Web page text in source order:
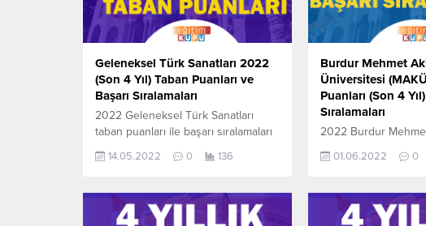
Geleneksel Türk Sanatları 2022
(Son 4 Yıl) Taban Puanları ve
Başarı Sıralamaları
2022 Geleneksel Türk Sanatları
taban puanları ile başarı sıralamaları
açıklandı. En güncel haline aşağıdaki
tablodan ulaşabilirsiniz. 2022 TYT
Sıralamaları son 4 yıla ait veriler
aşağıdaki gibidir. Bu puanlar 2021,
14.05.2022 0 136
Burdur Mehmet
Üniversitesi
Puanları (Son 4
Sıralamaları
2022 Burdur
Üniversitesi (MAKÜ)
ile başarı sıralamaları
ulaşabilirsiniz.
Ersoy Üniversitesi
01.06.2022 0